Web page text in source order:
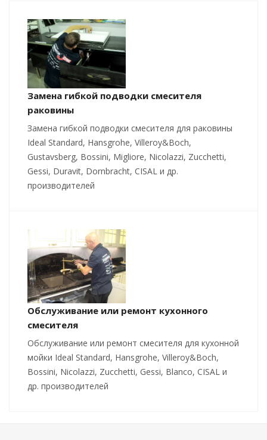
Замена гибкой подводки смесителя
раковины
Замена гибкой подводки смесителя для раковины
Ideal Standard, Hansgrohe, Villeroy&Boch,
Gustavsberg, Bossini, Migliore, Nicolazzi, Zucchetti,
Gessi, Duravit, Dornbracht, CISAL и др.
производителей
Обслуживание или ремонт кухонного
смесителя
Обслуживание или ремонт смесителя для кухонной
мойки Ideal Standard, Hansgrohe, Villeroy&Boch,
Bossini, Nicolazzi, Zucchetti, Gessi, Blanco, CISAL и
др. производителей